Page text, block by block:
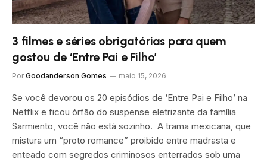
3 filmes e séries obrigatórias para quem
gostou de ‘Entre Pai e Filho’
Por Goodanderson Gomes maio 15, 2026
Se você devorou os 20 episódios de ‘Entre Pai e Filho’ na
Netflix e ficou órfão do suspense eletrizante da família
Sarmiento, você não está sozinho. A trama mexicana, que
mistura um “proto romance” proibido entre madrasta e
enteado com segredos criminosos enterrados sob uma